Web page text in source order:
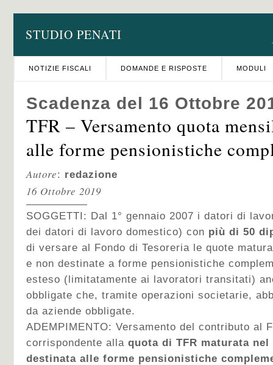
STUDIO PENATI
NOTIZIE FISCALI DOMANDE E RISPOSTE MODULI
Scadenza del 16 Ottobre
TFR – Versamento quota
alle forme pensionistiche
Autore: redazione
16 Ottobre 2019
SOGGETTI: Dal 1° gennaio 2007 i datori di
dei datori di lavoro domestico) con più di 50
di versare al Fondo di Tesoreria le quote
e non destinate a forme pensionistiche
esteso (limitatamente ai lavoratori transitati)
obbligate che, tramite operazioni societarie,
da aziende obbligate.
ADEMPIMENTO: Versamento del contributo al
corrispondente alla quota di TFR maturata nel
destinata alle forme pensionistiche